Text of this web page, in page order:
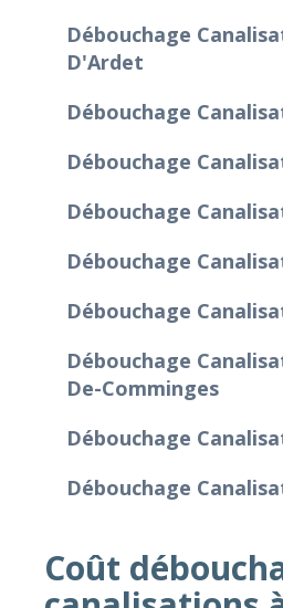
Débouchage
D'Ardet
Débouchage
Débouchage
Débouchage
Débouchage
Débouchage
Débouchage
De-Comminges
Débouchage
Débouchage
Coût